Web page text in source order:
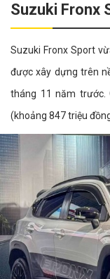
Suzuki Fronx
Suzuki Fronx Sport
được xây dựng trên
tháng 11 năm trước.
(khoảng 847 triệu